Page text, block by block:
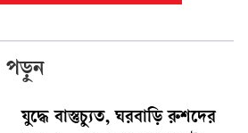
পড়ুন
যুদ্ধে বাস্তুচ্যুত, ঘরবাড়ি রুশদের